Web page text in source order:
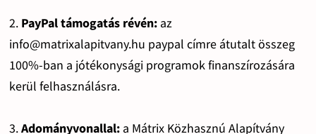
2. PayPal támogatás révén: az
info@matrixalapitvany.hu paypal címre átutalt összeg
100%-ban a jótékonysági programok finanszírozására
kerül felhasználásra.
3.Adományvonallal:a Mátrix Közhasznú Alapítvány